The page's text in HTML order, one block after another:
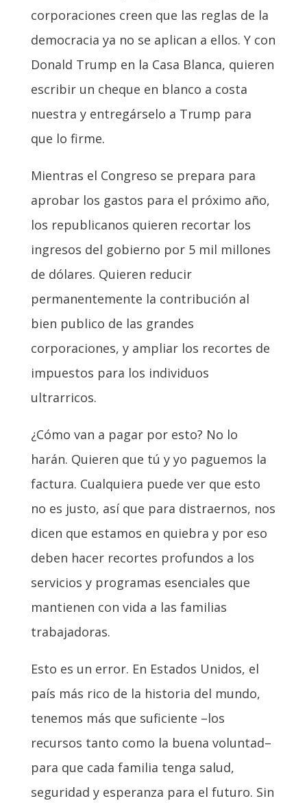
corporaciones creen que las reglas de la
democracia ya no se aplican a ellos. Y con
Donald Trump en la Casa Blanca, quieren
escribir un cheque en blanco a costa
nuestra y entregárselo a Trump para
que lo firme.
Mientras el Congreso se prepara para
aprobar los gastos para el próximo año,
los republicanos quieren recortar los
ingresos del gobierno por 5 mil millones
de dólares. Quieren reducir
permanentemente la contribución al
bien publico de las grandes
corporaciones, y ampliar los recortes de
impuestos para los individuos
ultrarricos.
¿Cómo van a pagar por esto? No lo
harán. Quieren que tú y yo paguemos la
factura. Cualquiera puede ver que esto
no es justo, así que para distraernos, nos
dicen que estamos en quiebra y por eso
deben hacer recortes profundos a los
servicios y programas esenciales que
mantienen con vida a las familias
trabajadoras.
Esto es un error. En Estados Unidos, el
país más rico de la historia del mundo,
tenemos más que suficiente –los
recursos tanto como la buena voluntad–
para que cada familia tenga salud,
seguridad y esperanza para el futuro. Sin